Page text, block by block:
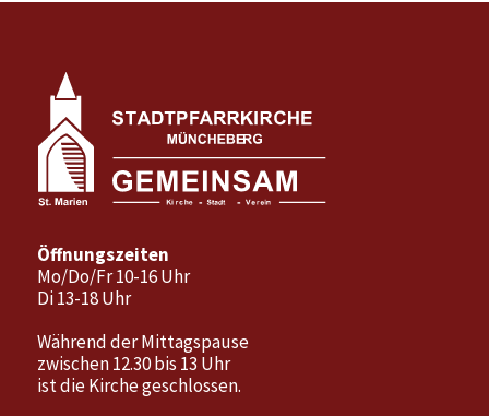
Öffnungszeiten
Mo/Do/Fr 10-16 Uhr
Di 13-18 Uhr
Während der Mittagspause
zwischen 12.30 bis 13 Uhr
ist die Kirche geschlossen.